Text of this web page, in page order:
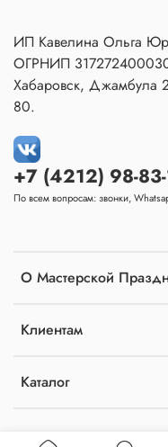
О Мастерской
Клиентам
Каталог
+7 (4212) 98-
По всем вопросам: звонки,
ИП Кавелина Ольга
ОГРНИП
Хабаровск, Джамбула
80.